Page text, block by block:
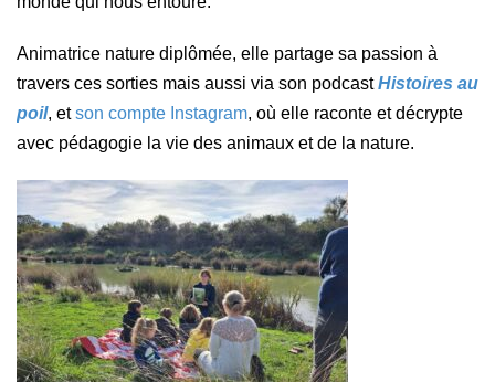
Animatrice nature diplômée, elle partage sa passion à
travers ces sorties mais aussi via son podcastHistoires au
poil, etson compte Instagram, où elle raconte et décrypte
avec pédagogie la vie des animaux et de la nature.